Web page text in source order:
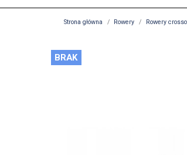
Strona główna Rowery Rowery
BRAK